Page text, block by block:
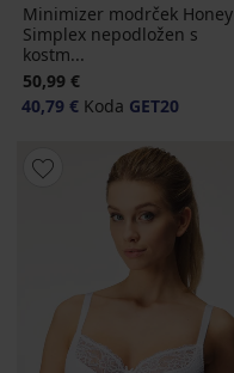
Minimizer modrček Honey
Simplex nepodložen s
kostm...
50,99 €
40,79 € Koda GET20